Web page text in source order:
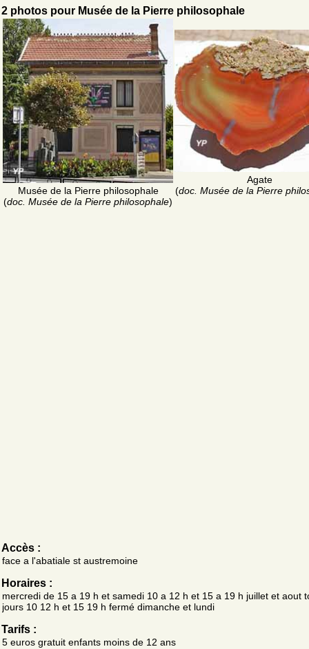
2 photos pour Musée de la Pierre philosophale
Musée de la Pierre philosophale
(doc. Musée de la Pierre philosophale)
Agate
(doc. Musée de la Pierre
Accès :
face a l'abatiale st austremoine
Horaires :
mercredi de 15 a 19 h et samedi 10 a 12 h et 15 a 19 h juillet et aout
jours 10 12 h et 15 19 h fermé dimanche et lundi
Tarifs :
5 euros gratuit enfants moins de 12 ans